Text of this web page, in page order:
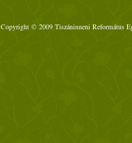
Copyright © 2009 Tiszáninneni Református